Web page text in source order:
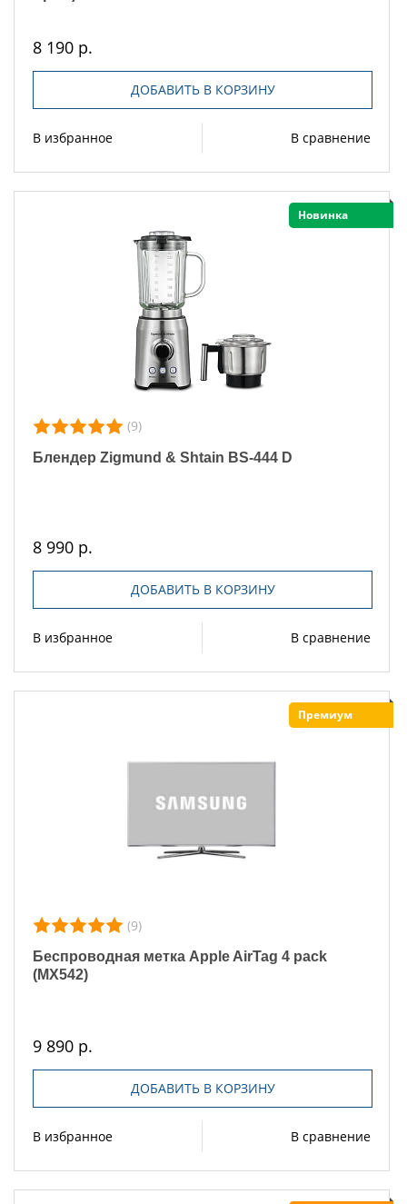
8 190 р.
ДОБАВИТЬ В КОРЗИНУ
В избранное В сравнение
Новинка
(9)
Блендер Zigmund & Shtain BS-444 D
8 990 р.
ДОБАВИТЬ В КОРЗИНУ
В избранное В сравнение
Премиум
(9)
Беспроводная метка Apple AirTag 4 pack
(MX542)
9 890 р.
ДОБАВИТЬ В КОРЗИНУ
В избранное В сравнение